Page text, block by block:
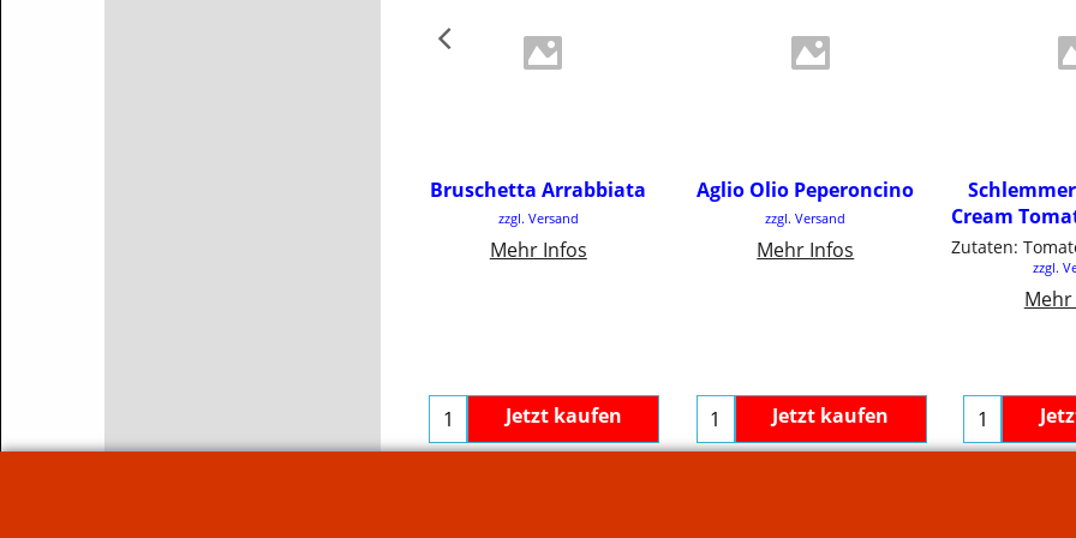
€3.50
Bruschetta Arrabbiata
inkl. MwSt
Jetzt kaufen
€3.50
Aglio Olio Peperoncino
inkl. MwSt
Jetzt kaufen
€
Cream
inkl.